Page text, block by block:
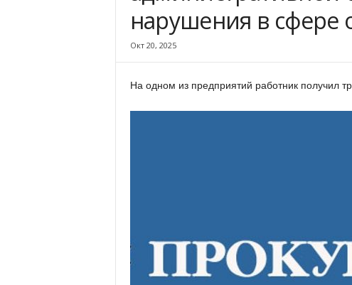
И
нарушения в сфере
Окт 20, 2025
На одном из предприятий работник получил